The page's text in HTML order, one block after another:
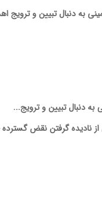
به دنبال تبیین و ترویج...